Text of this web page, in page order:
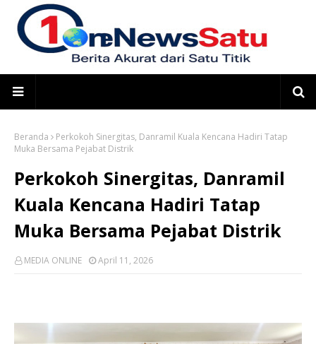
Beranda
Perkokoh Sinergitas, Danramil Kuala Kencana Hadiri Tatap
Muka Bersama Pejabat Distrik
Perkokoh Sinergitas, Danramil
Kuala Kencana Hadiri Tatap
Muka Bersama Pejabat Distrik
MEDIA ONLINE April 11, 2026